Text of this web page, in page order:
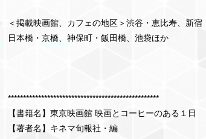
＜掲載映画館、カフェの地区＞渋谷・恵比寿、新宿
日本橋・京橋、神保町・飯田橋、池袋ほか
**************************************************
【書籍名】東京映画館 映画とコーヒーのある１日
【著者名】キネマ旬報社・編